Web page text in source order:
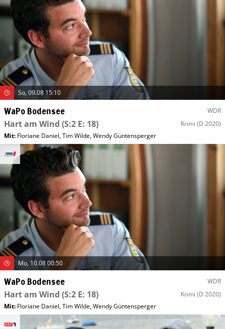
So, 09.08 15:10
WaPo Bodensee WDR
Hart am Wind (S:2 E: 18) Krimi (D 2020)
Mit: Floriane Daniel,Tim Wilde,Wendy Güntensperger
Mo, 10.08 00:50
WaPo Bodensee WDR
Hart am Wind (S:2 E: 18) Krimi (D 2020)
Mit: Floriane Daniel,Tim Wilde,Wendy Güntensperger